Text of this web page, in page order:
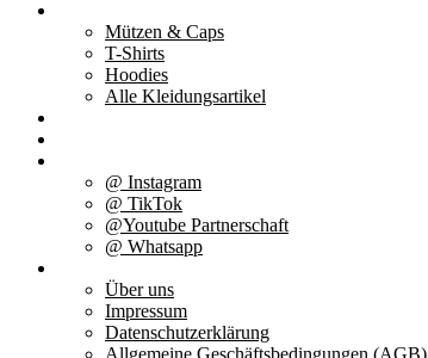
Mützen & Caps
T-Shirts
Hoodies
Alle Kleidungsartikel
@ Instagram
@ TikTok
@Youtube Partnerschaft
@ Whatsapp
Über uns
Impressum
Datenschutzerklärung
Allgemeine Geschäftsbedingungen (AGB)